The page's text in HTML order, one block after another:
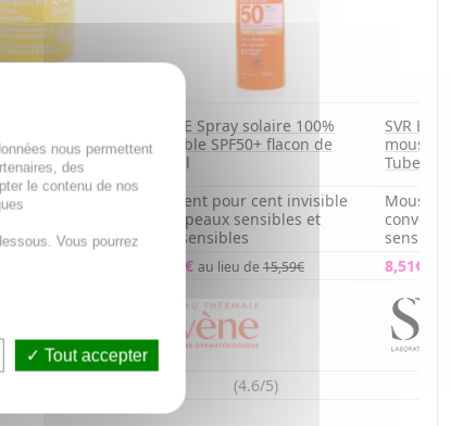
BIO 18g
AVÈNE Spray solaire 100%
invisible SPF50+ flacon de
200ml
SVR
mousse
Tube
le
Fini cent pour cent invisible
pour peaux sensibles et
ultrasensibles
Mousse
12,59€ au lieu de15,59€ 8,51€
(4.6/5)
nous permettent
des
le contenu de nos
Vous pourrez
Tout accepter